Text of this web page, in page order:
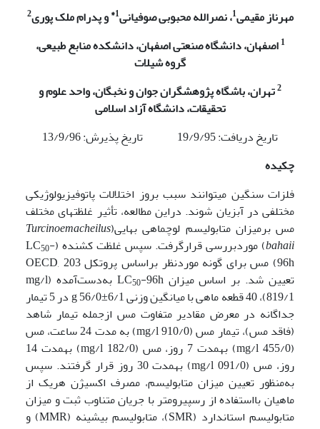
مهرناز مقیمی1، نصرالله محبوبی صوفیانی1* و پدرام ملک پوری2
1اصفهان، دانشگاه صنعتی اصفهان، دانشکده منابع طبیعی،
گروه شیلات
2تهران، باشگاه پژوهشگران جوان و نخبگان، واحد علوم و
تحقیقات، دانشگاه آزاد اسلامی
تاریخ دریافت: 19/9/95 تاریخ پذیرش: 13/9/96
چکیده
فلزات سنگین می­توانند سبب بروز اختلالات پاتوفیزیولوژیکی
مختلفی در آبزیان شوند. دراین مطالعه، تأثیر غلظت­های مختلف
مس برمیزان متابولیسم لوچ­ماهی بهایی(Turcinoemacheilus
bahaii) موردبررسی قرارگرفت. سپس غلظت کشنده (LC 50-
96h) مس برای گونه موردنظر براساس پروتکل OECD, 203
تعیین شد. بر اساس میزان LC
50
-96h به‌دست‌آمده (mg/l
819/1)، 40 قطعه ماهی با میانگین وزنی g 56/0±6/1 در 5 تیمار
جداگانه در معرض مقادیر متفاوت مس ازجمله تیمار شاهد
(فاقد مس)، تیمار مس (mg/l 910/0) به مدت 24 ساعت، مس
(mg/l 455/0) به­مدت 7 روز، مس (mg/l 182/0) به­مدت 14
روز، مس (mg/l 091/0) به­مدت 30 روز قرار گرفتند. سپس
به‌منظور تعیین میزان متابولیسم، مصرف اکسیژن هریک از
ماهیان بااستفاده از رسپیرومتر با جریان متناوب ثبت و میزان
متابولیسم استاندارد (SMR)، متابولیسم بیشینه (MMR) و